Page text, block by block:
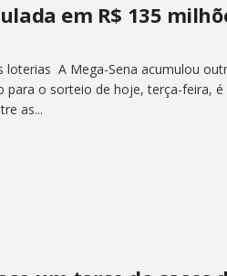
em R$ 135
loterias A Mega-Sena acumulou
para o sorteio de hoje, terça-feira,
as...